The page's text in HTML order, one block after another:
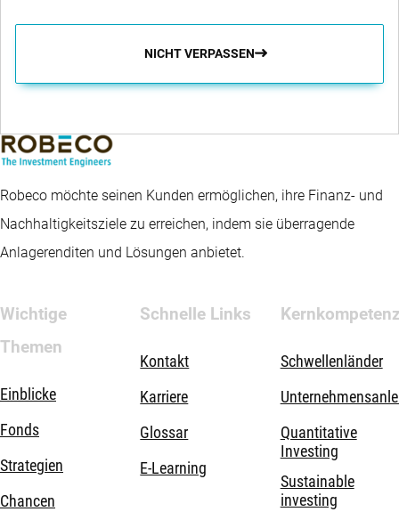
NICHT VERPASSEN
Robeco möchte seinen Kunden ermöglichen, ihre Finanz- und
Nachhaltigkeitsziele zu erreichen, indem sie überragende
Anlagerenditen und Lösungen anbietet.
Wichtige
Themen
Einblicke
Fonds
Strategien
Chancen
Schnelle Links
Kontakt
Karriere
Glossar
E-Learning
Schwellenländer
Quantitative
Investing
Sustainable
investing